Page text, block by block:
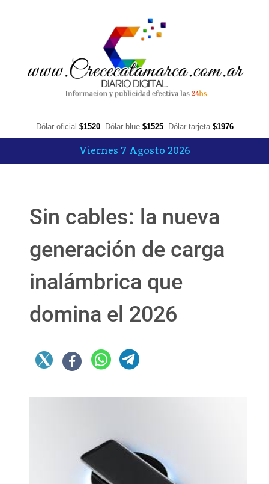
Dólar oficial $1520 Dólar blue $1525 Dólar tarjeta $1976
Viernes 7 Agosto 2026
Sin cables: la nueva
generación de carga
inalámbrica que
domina el 2026